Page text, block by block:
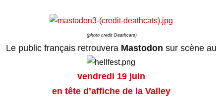
(photo credit Deathcats)
Le public français retrouvera Mastodon sur scène au
vendredi 19 juin
en tête d’affiche de la Valley